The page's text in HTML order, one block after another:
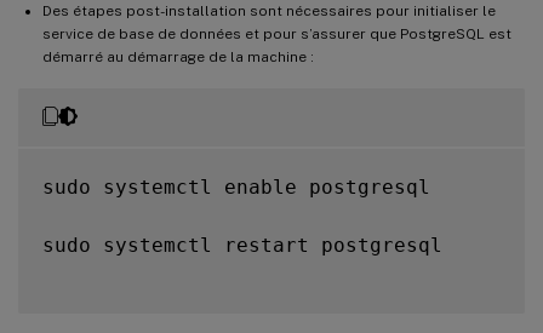
Des étapes post-installation sont nécessaires pour initialiser le
service de base de données et pour s’assurer que PostgreSQL est
démarré au démarrage de la machine :
sudo systemctl enable postgresql
sudo systemctl restart postgresql